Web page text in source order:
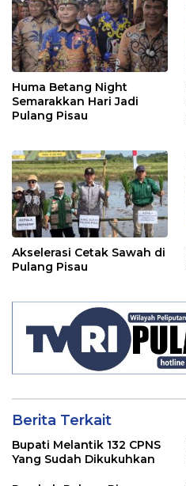
Huma Betang Night
Semarakkan Hari Jadi
Pulang Pisau
Akselerasi Cetak Sawah di
Pulang Pisau
Berita Terkait
Bupati Melantik 132 CPNS
Yang Sudah Dikukuhkan